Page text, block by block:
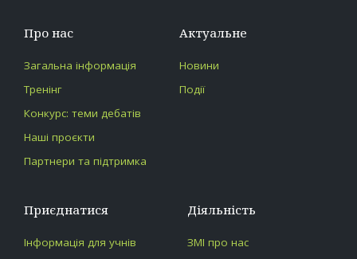
Про нас
Загальна інформація
Тренінг
Конкурс: теми дебатів
Наші проєкти
Партнери та підтримка
Актуальне
Новини
Події
Приєднатися
Інформація для учнів
Діяльність
ЗМІ про нас